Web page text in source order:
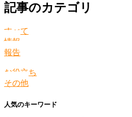
記事のカテゴリ
すべて
情報
報告
お役立ち
その他
人気のキーワード